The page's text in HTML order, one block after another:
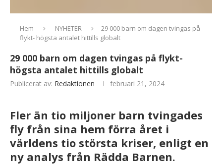
Hem NYHETER
29 000 barn om dagen tvingas på
flykt- högsta antalet hittills globalt
29 000 barn om dagen tvingas på flykt-
högsta antalet hittills globalt
Publicerat av: Redaktionen februari 21, 2024
Fler än tio miljoner barn tvingades
fly från sina hem förra året i
världens tio största kriser, enligt en
ny analys från Rädda Barnen.